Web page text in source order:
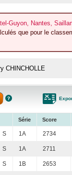
Guyon, Nantes,
que pour le
CHINCHOLLE
Série Score
S 1A 2734
S 1A 2711
S 1B 2653